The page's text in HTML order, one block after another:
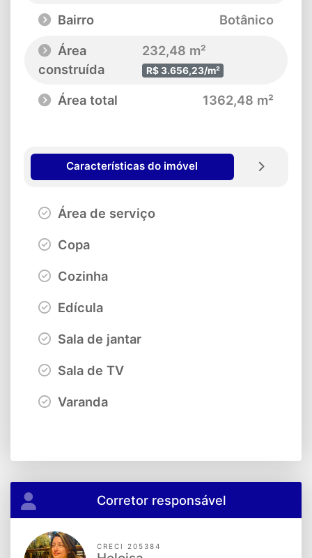
Bairro
Botânico
Área
construída
232,48 m²
R$ 3.656,23/m²
Área total 1362,48 m²
Características do imóvel
Área de serviço
Copa
Cozinha
Edícula
Sala de jantar
Sala de TV
Varanda
Corretor responsável
CRECI 205384